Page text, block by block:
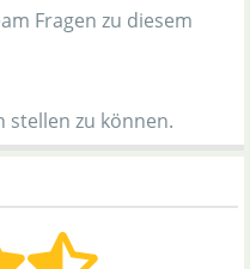
Fragen zu diesem
stellen zu können.